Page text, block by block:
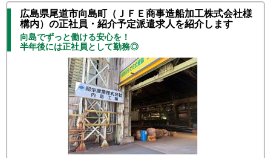
広島県尾道市向島町（ＪＦＥ商事造船加工株式会社様
構内）の正社員・紹介予定派遣求人を紹介します
向島でずっと働ける安心を！
半年後には正社員として勤務◎